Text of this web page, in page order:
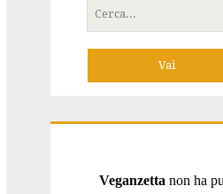
Cerca
per:
Veganzetta non ha